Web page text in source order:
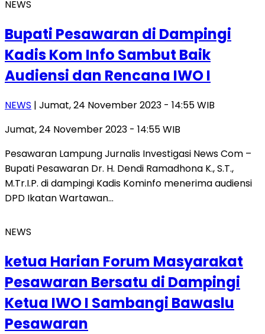
NEWS
Bupati Pesawaran di Dampingi
Kadis Kom Info Sambut Baik
Audiensi dan Rencana IWO I
NEWS | Jumat, 24 November 2023 - 14:55 WIB
Jumat, 24 November 2023 - 14:55 WIB
Pesawaran Lampung Jurnalis Investigasi News Com –
Bupati Pesawaran Dr. H. Dendi Ramadhona K., S.T.,
M.Tr.I.P. di dampingi Kadis Kominfo menerima audiensi
DPD Ikatan Wartawan…
NEWS
ketua Harian Forum Masyarakat
Pesawaran Bersatu di Dampingi
Ketua IWO I Sambangi Bawaslu
Pesawaran